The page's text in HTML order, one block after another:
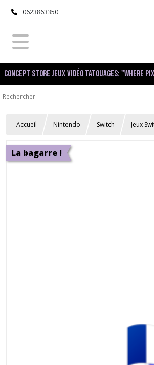
0623863350
Concept Store Jeux Vidéo Tatouages: "Where
Accueil Nintendo Switch Jeux
La bagarre !